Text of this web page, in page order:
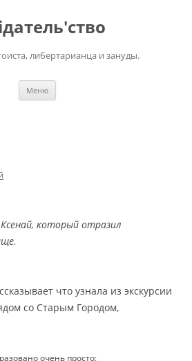
либертарианца и зануды.
Меню
который отразил
что узнала из экскурсии
со Старым Городом,
очень просто: